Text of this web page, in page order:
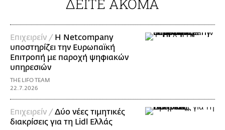
ΔΕΙΤΕ ΑΚΟΜΑ
Επιχειρείν / Η Netcompany
υποστηρίζει την Ευρωπαϊκή
Επιτροπή με παροχή ψηφιακών
υπηρεσιών
THE LIFO TEAM
22.7.2026
Επιχειρείν /Δύο νέες τιμητικές
διακρίσεις για τη Lidl Ελλάς